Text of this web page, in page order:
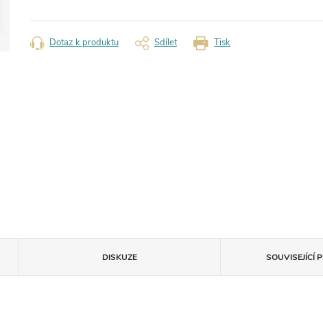
cena:
Tisk
Dotaz k produktu Sdílet
DISKUZE SOUVISEJÍCÍ